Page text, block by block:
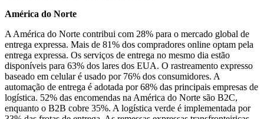
América do Norte
A América do Norte contribui com 28% para o mercado global de
entrega expressa. Mais de 81% dos compradores online optam pela
entrega expressa. Os serviços de entrega no mesmo dia estão
disponíveis para 63% dos lares dos EUA. O rastreamento expresso
baseado em celular é usado por 76% dos consumidores. A
automação de entrega é adotada por 68% das principais empresas de
logística. 52% das encomendas na América do Norte são B2C,
enquanto o B2B cobre 35%. A logística verde é implementada por